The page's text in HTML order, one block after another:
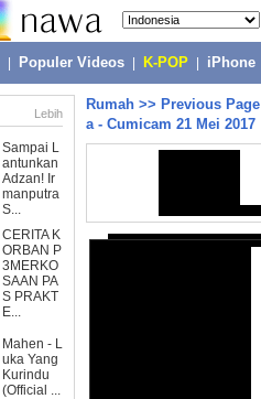
Populer Videos K-POP iPhone
Lebih
Sampai L
antunkan
Adzan! Ir
manputra
S...
CERITA K
ORBAN P
3MERKO
SAAN PA
S PRAKT
E...
Mahen - L
uka Yang
Kurindu
(Official ...
Rumah >> Previous Page
a - Cumicam 21 Mei 2017